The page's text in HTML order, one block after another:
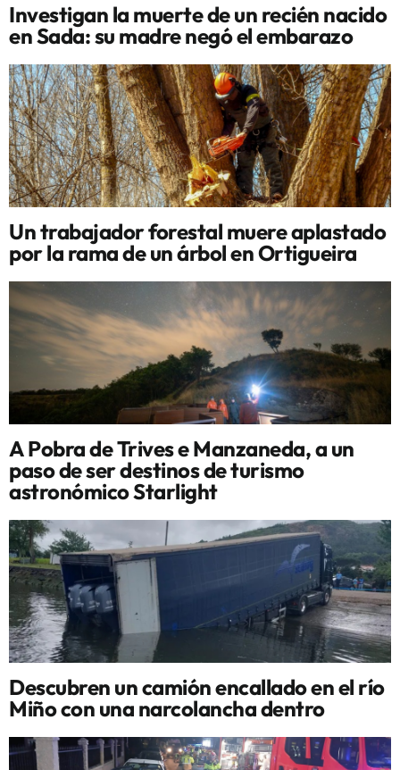
Investigan la muerte de un recién nacido
en Sada: su madre negó el embarazo
Un trabajador forestal muere aplastado
por la rama de un árbol en Ortigueira
A Pobra de Trives e Manzaneda, a un
paso de ser destinos de turismo
astronómico Starlight
Descubren un camión encallado en el río
Miño con una narcolancha dentro